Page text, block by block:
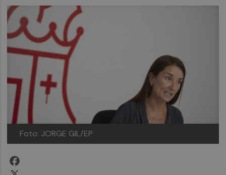
Foto: JORGE GIL/EP